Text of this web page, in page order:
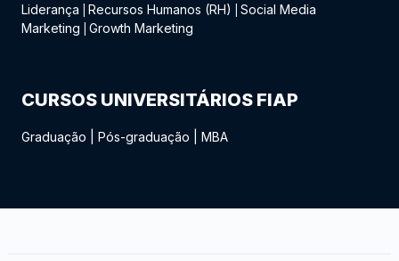
Liderança
Recursos Humanos (RH)
Social Media
Marketing
Growth Marketing
CURSOS UNIVERSITÁRIOS FIAP
Graduação Pós-graduação MBA